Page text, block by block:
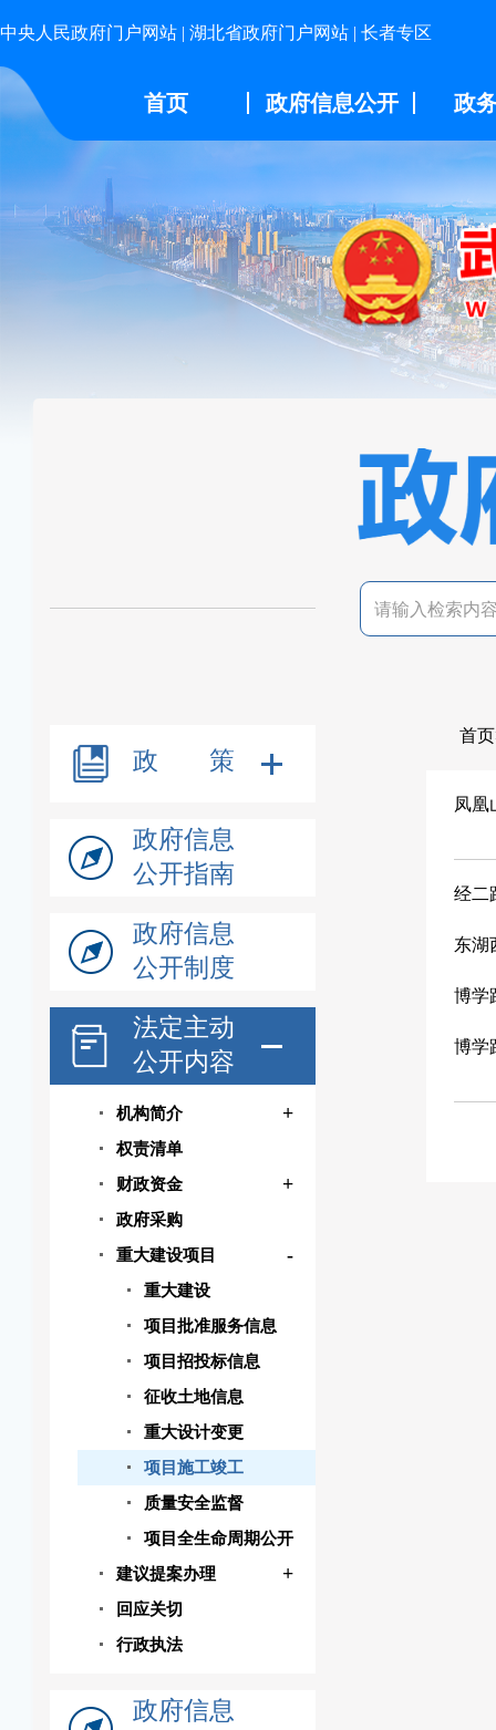
中央人民政府门户网站 | 湖北省政府门户网站 | 长者专区
首页 政府信息公开 政
政 策
政府信息
公开指南
政府信息
公开制度
法定主动
公开内容
机构简介 +
权责清单
财政资金
+
政府采购
重大建设项目
-
重大建设
项目批准服务信息
项目招投标信息
征收土地信息
重大设计变更
项目施工竣工
质量安全监督
项目全生命周期公开
建议提案办理
+
回应关切
行政执法
政府信息
首页
凤凰
经二
东湖
博学
博学